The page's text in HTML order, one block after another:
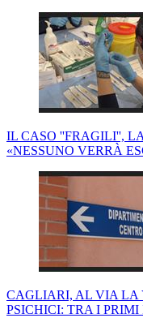
IL CASO ''FRAGILI'',
«NESSUNO VERRÀ
CAGLIARI, AL VIA LA
PSICHICI: TRA I